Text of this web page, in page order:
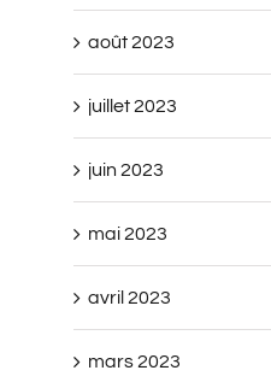
août 2023
juillet 2023
juin 2023
mai 2023
avril 2023
mars 2023